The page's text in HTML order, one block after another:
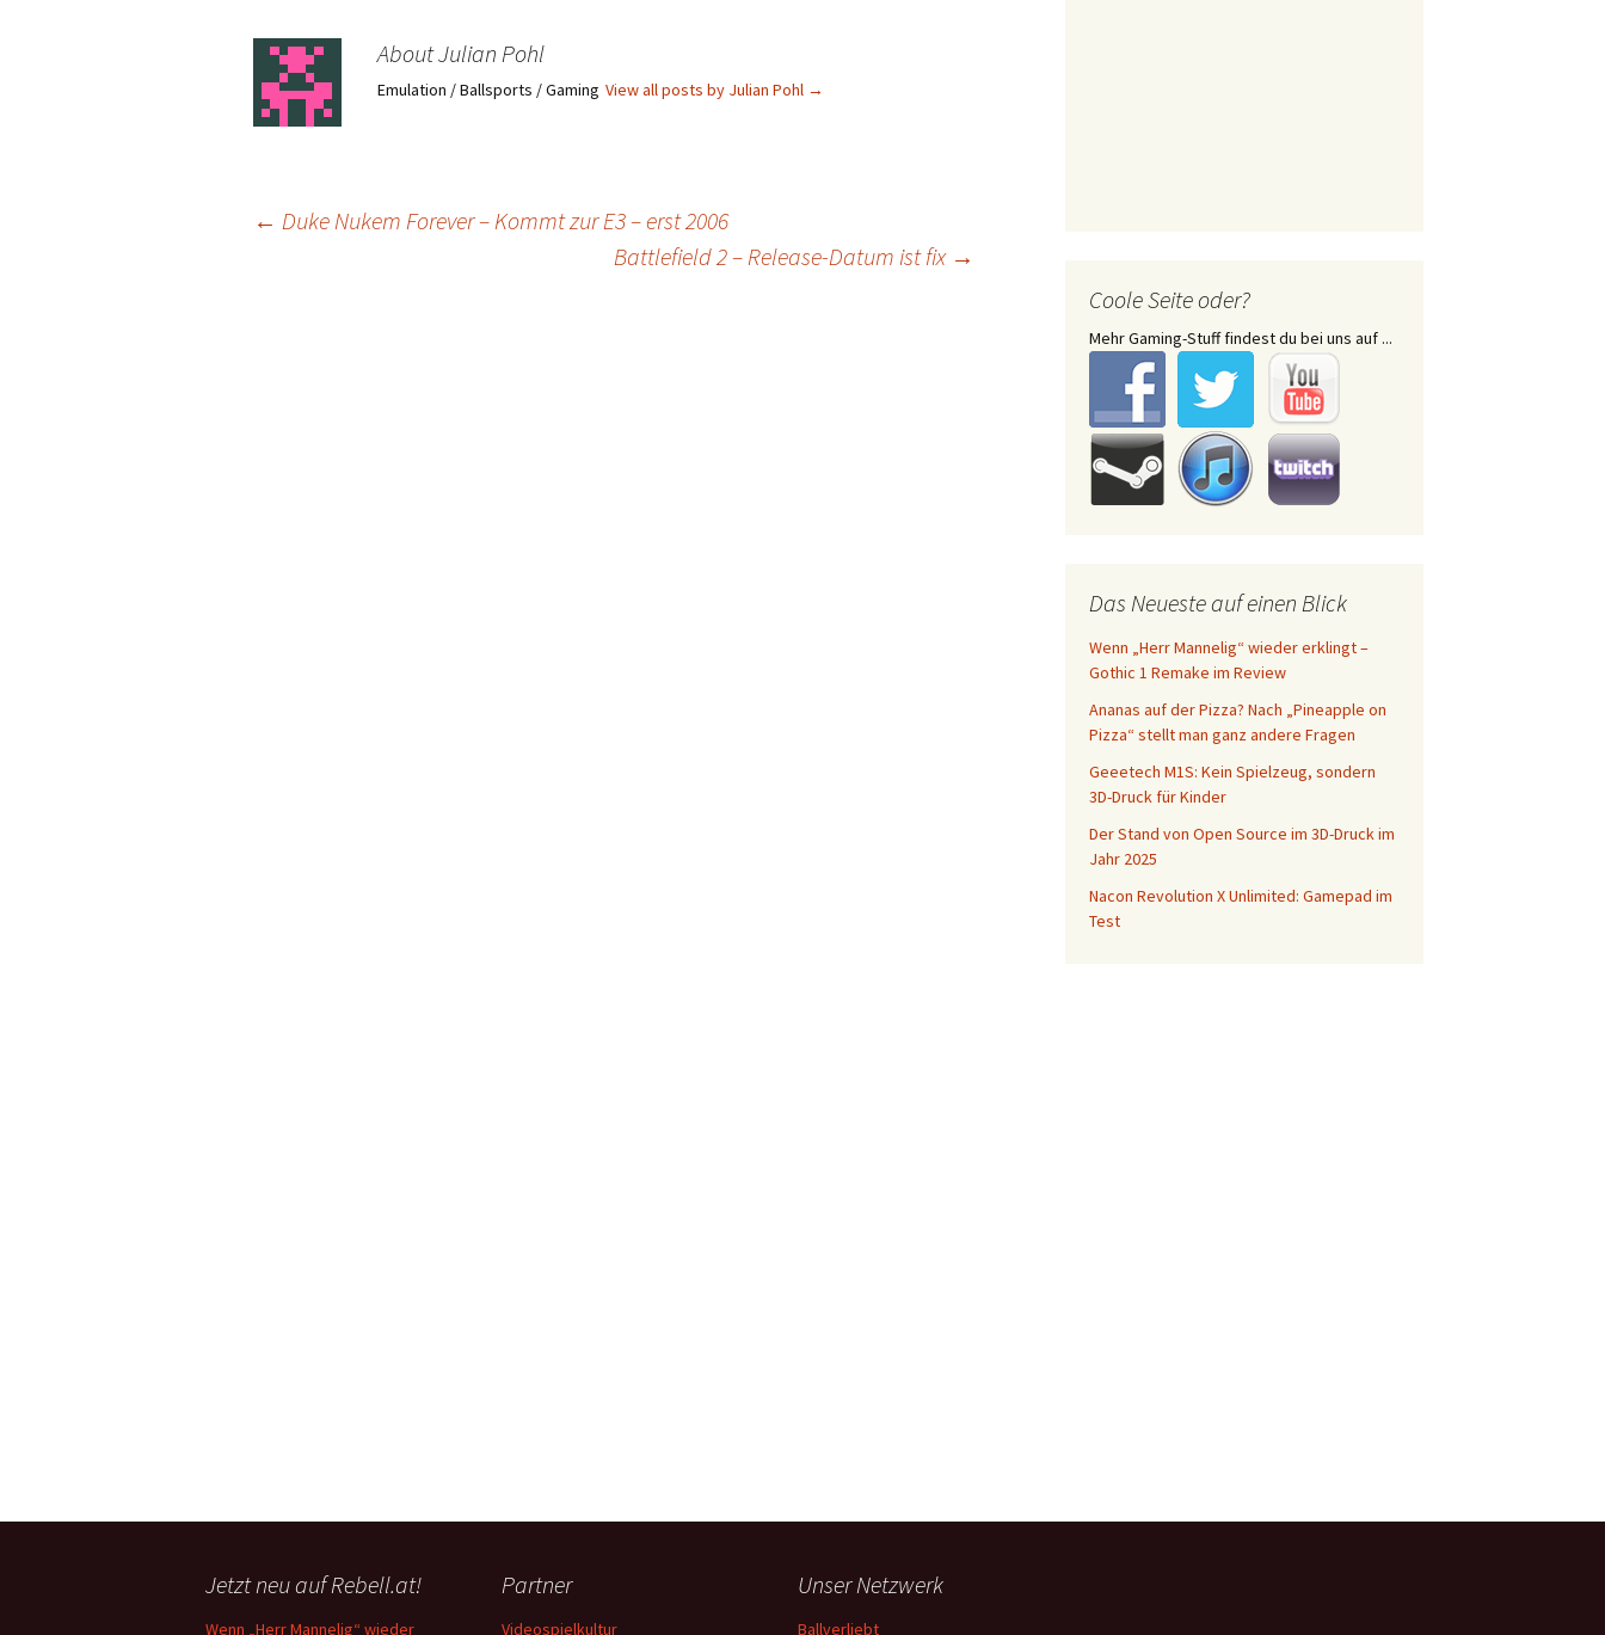
About Julian Pohl
Emulation / Ballsports / Gaming View all posts by Julian Pohl →
← Duke Nukem Forever – Kommt zur E3 – erst 2006
Battlefield 2 – Release-Datum ist fix →
Coole Seite oder?
Mehr Gaming-Stuff findest du bei uns auf ...
Das Neueste auf einen Blick
Wenn „Herr Mannelig“ wieder erklingt –
Gothic 1 Remake im Review
Ananas auf der Pizza? Nach „Pineapple on
Pizza“ stellt man ganz andere Fragen
Geeetech M1S: Kein Spielzeug, sondern
3D-Druck für Kinder
Der Stand von Open Source im 3D-Druck im
Jahr 2025
Nacon Revolution X Unlimited: Gamepad im
Test
Jetzt neu auf Rebell.at!
Wenn „Herr Mannelig“ wieder
Partner
Videospielkultur
Unser Netzwerk
Ballverliebt